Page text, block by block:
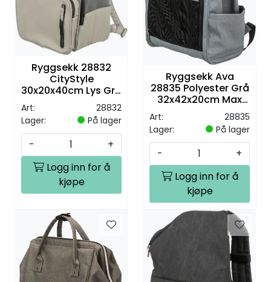
Ryggsekk 28832
CityStyle
30x20x40cm Lys Grå
Art:
28832
Lager:
På lager
-
+
Logg inn for å
kjøpe
Ryggsekk Ava
28835 Polyester Grå
32x42x20cm Max
Art:
28835
Lager:
På lager
-
+
Logg inn for å
kjøpe